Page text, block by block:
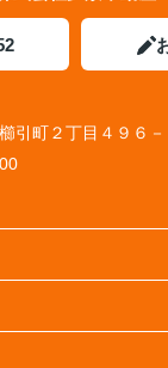
引町２丁目４９６－